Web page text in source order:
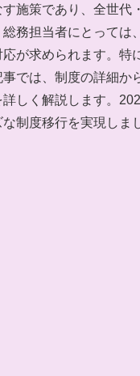
施策であり、全世代
務担当者にとっては
が求められます。
では、制度の詳細
しく解説します。
制度移行を実現しま